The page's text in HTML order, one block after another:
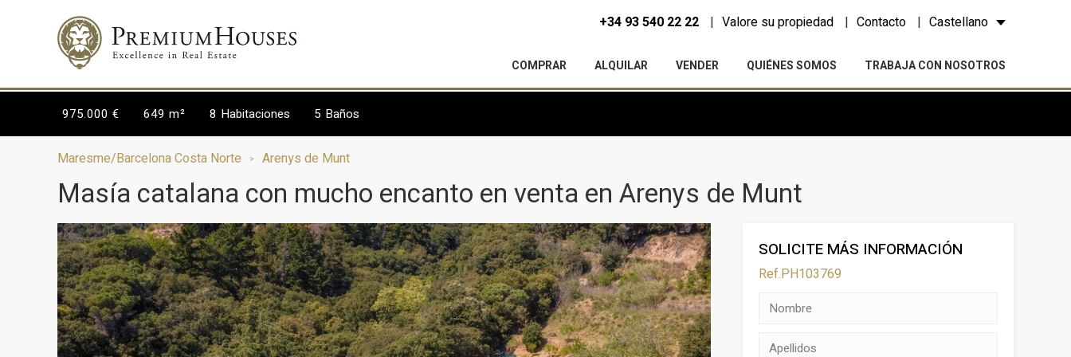
+34 93 540 22 22 Valore su propiedad Contacto Castellano
COMPRAR ALQUILAR VENDER QUIÉNES SOMOS TRABAJA CON NOSOTROS
975.000 € 649 m² 8 Habitaciones 5 Baños
Maresme/Barcelona Costa Norte Arenys de Munt
Masía catalana con mucho encanto en venta en Arenys de Munt
SOLICITE MÁS INFORMACIÓN
Ref.PH103769